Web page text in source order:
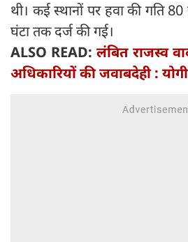
थी। कई स्थानों पर हवा की गति
घंटा तक दर्ज की गई।
ALSO READ:लंबित राजस्व
अधिकारियों की जवाबदेही :